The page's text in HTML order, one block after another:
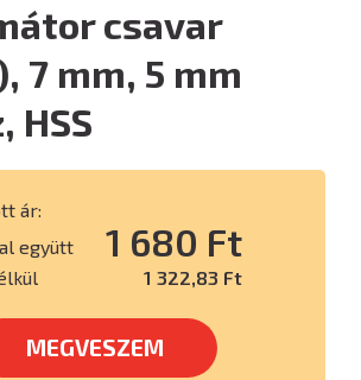
csavar
7 mm, 5 mm
HSS
ár:
együtt
1 680 Ft
1 322,83 Ft
MEGVESZEM